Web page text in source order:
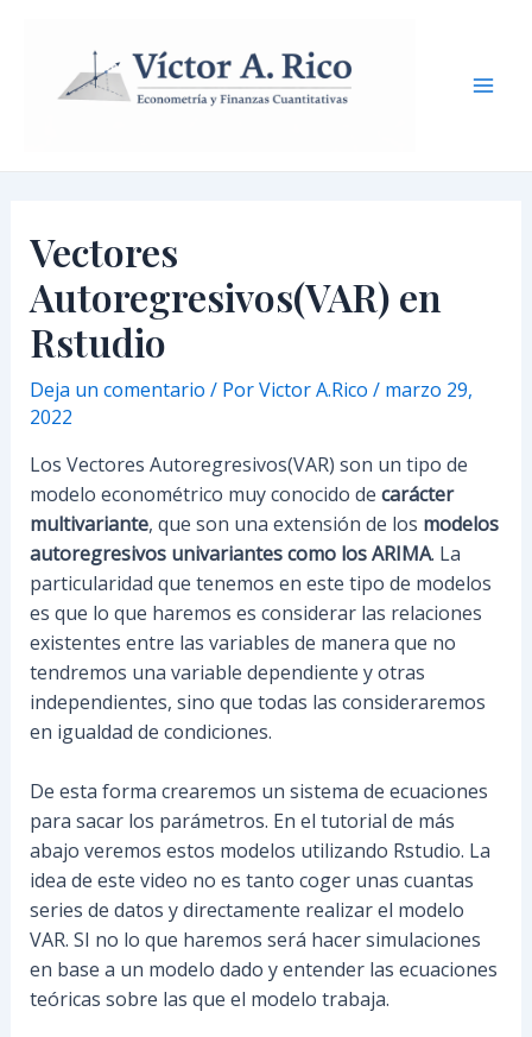
contenido
Vectores
Autoregresivos(VAR) en
Rstudio
Deja un comentario / PorVictor A.Rico / marzo 29,
2022
Los Vectores Autoregresivos(VAR) son un tipo de
modelo econométrico muy conocido de carácter
multivariante, que son una extensión de los modelos
autoregresivos univariantes como los ARIMA. La
particularidad que tenemos en este tipo de modelos
es que lo que haremos es considerar las relaciones
existentes entre las variables de manera que no
tendremos una variable dependiente y otras
independientes, sino que todas las consideraremos
en igualdad de condiciones.
De esta forma crearemos un sistema de ecuaciones
para sacar los parámetros. En el tutorial de más
abajo veremos estos modelos utilizando Rstudio. La
idea de este video no es tanto coger unas cuantas
series de datos y directamente realizar el modelo
VAR. SI no lo que haremos será hacer simulaciones
en base a un modelo dado y entender las ecuaciones
teóricas sobre las que el modelo trabaja.
entradas